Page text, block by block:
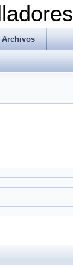
Archivos